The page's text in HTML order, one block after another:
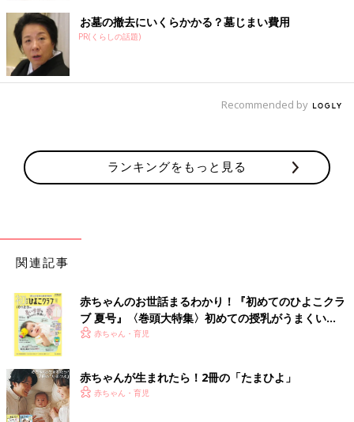
で楽しめますよ！
自立式でどこでも遊べる！ケラッタ「知育ホワイト
ボード」
お墓の撤去にいくらかかる？墓じまい費用
PR(くらしの話題)
Recommended by
ランキングをもっと見る
関連記事
赤ちゃんのお世話まるわかり！『初めてのひよこクラ
ブ 夏号』〈巻頭大特集〉初めての授乳がうまくい
く！ おっぱい・ミルクの基本と夏のトラブル 解決テ
赤ちゃん・育児
赤ちゃんが生まれたら！2冊の「たまひよ」
赤ちゃん・育児